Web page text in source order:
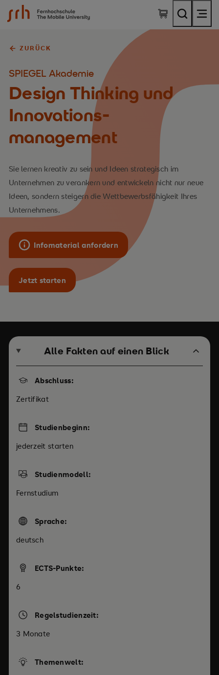
SRH Fernhochschule - The Mobile University
ZURÜCK
SPIEGEL Akademie
Design Thinking und
Innovations­
management
Sie lernen kreativ zu sein und Ideen strategisch im
Unternehmen zu verankern und entwickeln nicht nur neue
Ideen, sondern steigern die Wettbewerbsfähigkeit Ihres
Unternehmens.
Infomaterial anfordern
Jetzt starten
Alle Fakten auf einen Blick
Abschluss:
Zertifikat
Studienbeginn:
jederzeit starten
Studienmodell:
Fernstudium
Sprache:
deutsch
ECTS-Punkte:
6
Regelstudienzeit:
3 Monate
Themenwelt: